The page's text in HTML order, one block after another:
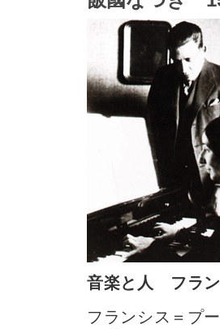
音楽と人 フラ
フランシス＝プ